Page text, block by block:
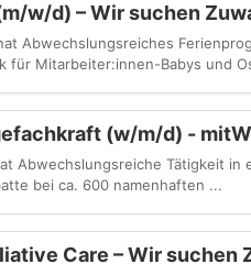
w/d) – Wir suchen
Abwechslungsreiches
für Mitarbeiter:innen-Babys und
(w/m/d) -
Abwechslungsreiche Tätigkeit in
bei ca. 600 namenhaften ...
Care – Wir suchen